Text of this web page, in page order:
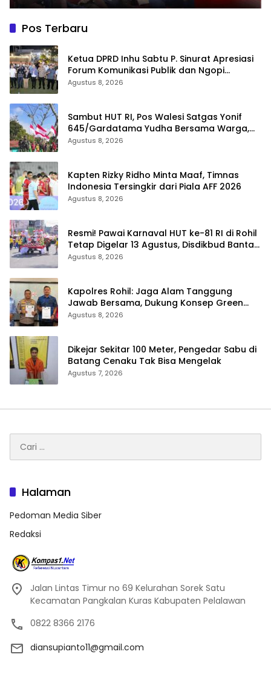
Pos Terbaru
Ketua DPRD Inhu Sabtu P. Sinurat Apresiasi
Forum Komunikasi Publik dan Ngopi
Bersama Kejari Inhu
Agustus 8, 2026
Sambut HUT RI, Pos Walesi Satgas Yonif
645/Gardatama Yudha Bersama Warga,
Kibarkan Merah Putih di Bukit Walesi
Agustus 8, 2026
Kapten Rizky Ridho Minta Maaf, Timnas
Indonesia Tersingkir dari Piala AFF 2026
Agustus 8, 2026
Resmi! Pawai Karnaval HUT ke-81 RI di Rohil
Tetap Digelar 13 Agustus, Disdikbud Bantah
Hoaks Batal
Agustus 8, 2026
Kapolres Rohil: Jaga Alam Tanggung
Jawab Bersama, Dukung Konsep Green
Policing
Agustus 8, 2026
Dikejar Sekitar 100 Meter, Pengedar Sabu di
Agustus 7, 2026
untuk:
Halaman
Pedoman Media Siber
Redaksi
Jalan Lintas Timur no 69 Kelurahan Sorek Satu
Kecamatan Pangkalan Kuras Kabupaten Pelalawan
0822 8366 2176
diansupianto11@gmail.com